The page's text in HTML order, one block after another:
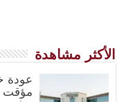
الأكثر مشاهدة
مؤقت